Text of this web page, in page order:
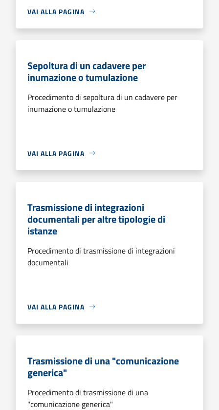
VAI ALLA PAGINA
Sepoltura di un cadavere per
inumazione o tumulazione
Procedimento di sepoltura di un cadavere per
inumazione o tumulazione
VAI ALLA PAGINA
Trasmissione di integrazioni
documentali per altre tipologie di
istanze
Procedimento di trasmissione di integrazioni
documentali
VAI ALLA PAGINA
Trasmissione di una "comunicazione
generica"
Procedimento di trasmissione di una
"comunicazione generica"